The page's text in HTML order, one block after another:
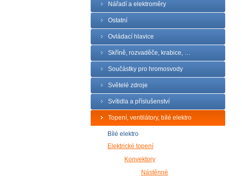
Nářadí a elektroměry
Ostatní
Ovládací hlavice
Skříně, rozvaděče, krabice, …
Součástky pro hromosvody
Světelé zdroje
Svítidla a příslušenství
Topení, ventilátory, bílé elektro
Bílé elektro
Elektrické topení
Konvektory
Nástěnné